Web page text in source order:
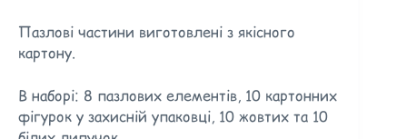
Пазлові частини виготовлені з якісного
картону.
В наборі: 8 пазлових елементів, 10 картонних
фігурок у захисній упаковці, 10 жовтих та 10